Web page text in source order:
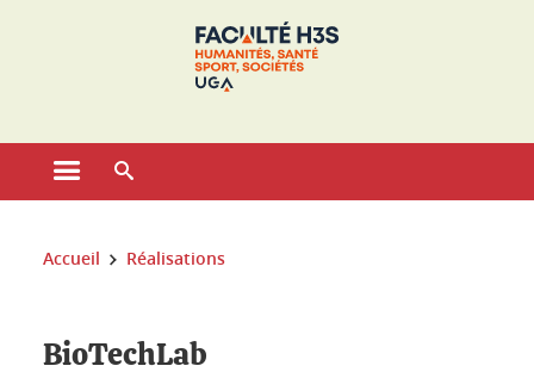
Ouvrir le menu principal
Vous êtes ici :
Accueil Réalisations
BioTechLab